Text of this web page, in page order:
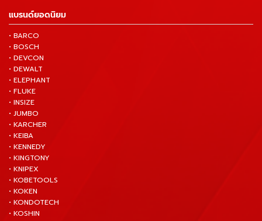
แบรนด์ยอดนิยม
• BARCO
• BOSCH
• DEVCON
• DEWALT
• ELEPHANT
• FLUKE
• INSIZE
• JUMBO
• KARCHER
• KEIBA
• KENNEDY
• KINGTONY
• KNIPEX
• KOBETOOLS
• KOKEN
• KONDOTECH
• KOSHIN